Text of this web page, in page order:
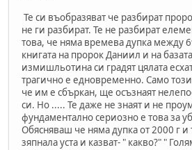
Те си въобразяват че разбират
не ги разбират. Те не разбират
това, че няма времева дупка между
книгата на пророк Даниил и на
измишльотина си градят цялата
трагично е едновременно. Само
че им е сбъркан, ще осъзнаят
си. Но ..... Те даже не знаят и не
фундаментално сериозно е това за
Обясняваш че няма дупка от 2000 г и
зяпнала уста и казват- " какво?" "